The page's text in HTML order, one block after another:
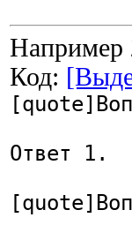
Например
Код:
Ответ 1.